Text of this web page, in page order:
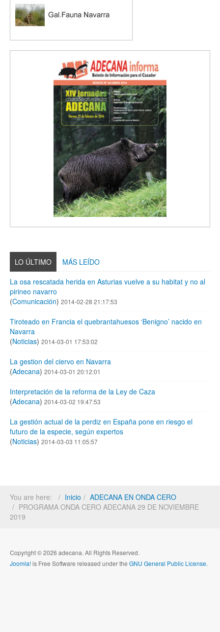
LO ÚLTIMO
MÁS LEÍDO
La osa rescatada herida en Asturias vuelve a su habitat y no al
pirineo navarro
(Comunicación) 2014-02-28 21:17:53
Tiroteado en Francia el quebrantahuesos ‘Benigno’ nacido en
Navarra
(Noticias) 2014-03-01 17:53:02
La gestion del ciervo en Navarra
(Adecana) 2014-03-01 20:12:01
Interpretación de la reforma de la Ley de Caza
(Adecana) 2014-03-02 19:47:53
La gestión actual de la perdiz en España pone en riesgo el
futuro de la especie, según expertos
(Noticias) 2014-03-03 11:05:57
You are here: Inicio
ADECANA EN ONDA CERO
PROGRAMA ONDA CERO ADECANA 29 DE NOVIEMBRE
2019
Copyright © 2026 adecana. All Rights Reserved.
Joomla!is Free Software released under the GNU General Public License.